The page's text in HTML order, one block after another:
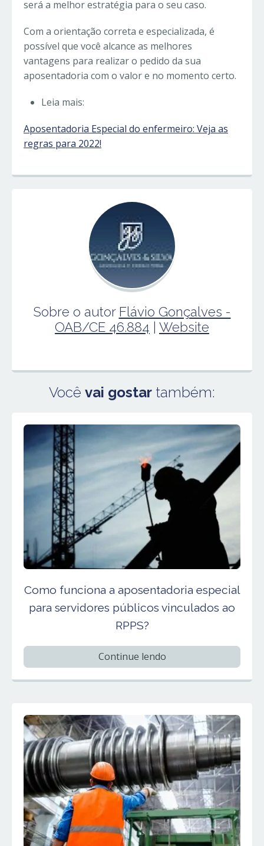
será a melhor estratégia para o seu caso.
Com a orientação correta e especializada, é
possível que você alcance as melhores
vantagens para realizar o pedido da sua
aposentadoria com o valor e no momento certo.
Leia mais:
Aposentadoria Especial do enfermeiro: Veja as
regras para 2022!
Sobre o autor Flávio Gonçalves -
OAB/CE 46.884 | Website
Você vai gostar também:
Como funciona a aposentadoria especial
para servidores públicos vinculados ao
RPPS?
Continue lendo